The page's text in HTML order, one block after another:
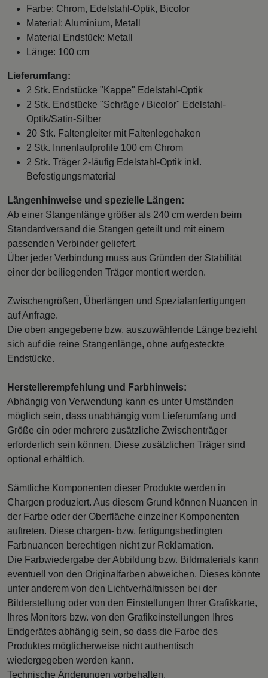
Farbe: Chrom, Edelstahl-Optik, Bicolor
Material: Aluminium, Metall
Material Endstück: Metall
Länge: 100 cm
Lieferumfang:
2 Stk. Endstücke "Kappe" Edelstahl-Optik
2 Stk. Endstücke "Schräge / Bicolor" Edelstahl-
Optik/Satin-Silber
20 Stk. Faltengleiter mit Faltenlegehaken
2 Stk. Innenlaufprofile 100 cm Chrom
2 Stk. Träger 2-läufig Edelstahl-Optik inkl.
Befestigungsmaterial
Längenhinweise und spezielle Längen:
Ab einer Stangenlänge größer als 240 cm werden beim
Standardversand die Stangen geteilt und mit einem
passenden Verbinder geliefert.
Über jeder Verbindung muss aus Gründen der Stabilität
einer der beiliegenden Träger montiert werden.
Zwischengrößen, Überlängen und Spezialanfertigungen
auf Anfrage.
Die oben angegebene bzw. auszuwählende Länge bezieht
sich auf die reine Stangenlänge, ohne aufgesteckte
Endstücke.
Herstellerempfehlung und Farbhinweis:
Abhängig von Verwendung kann es unter Umständen
möglich sein, dass unabhängig vom Lieferumfang und
Größe ein oder mehrere zusätzliche Zwischenträger
erforderlich sein können. Diese zusätzlichen Träger sind
optional erhältlich.
Sämtliche Komponenten dieser Produkte werden in
Chargen produziert. Aus diesem Grund können Nuancen in
der Farbe oder der Oberfläche einzelner Komponenten
auftreten. Diese chargen- bzw. fertigungsbedingten
Farbnuancen berechtigen nicht zur Reklamation.
Die Farbwiedergabe der Abbildung bzw. Bildmaterials kann
eventuell von den Originalfarben abweichen. Dieses könnte
unter anderem von den Lichtverhältnissen bei der
Bilderstellung oder von den Einstellungen Ihrer Grafikkarte,
Ihres Monitors bzw. von den Grafikeinstellungen Ihres
Endgerätes abhängig sein, so dass die Farbe des
Produktes möglicherweise nicht authentisch
wiedergegeben werden kann.
Technische Änderungen vorbehalten.